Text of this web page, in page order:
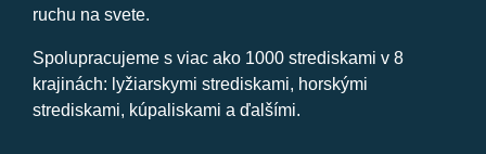
ruchu na svete.
Spolupracujeme s viac ako 1000 strediskami v 8
krajinách: lyžiarskymi strediskami, horskými
strediskami, kúpaliskami a ďalšími.